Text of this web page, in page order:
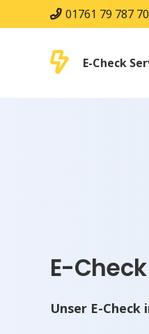
01761 79 787 70
E-Check
E-
Unser E-